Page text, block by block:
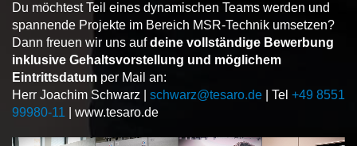
Du möchtest Teil eines dynamischen Teams werden und
spannende Projekte im Bereich MSR-Technik umsetzen?
Dann freuen wir uns aufdeine vollständige Bewerbung
inklusive Gehaltsvorstellung und möglichem
Eintrittsdatum per Mail an:
Herr Joachim Schwarz | schwarz@tesaro.de | Tel +49 8551
99980-11 | www.tesaro.de